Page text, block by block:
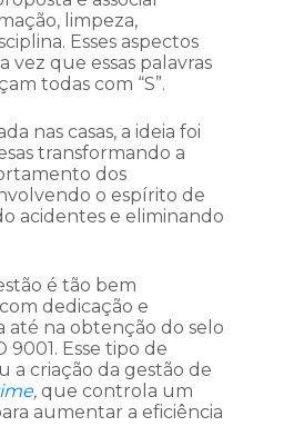
limpeza,
Esses aspectos
vez que essas palavras
todas com “S”.
nas casas, a ideia foi
transformando a
dos
o espírito de
acidentes e eliminando
é tão bem
dedicação e
até na obtenção do selo
9001. Esse tipo de
a criação da gestão de
, que controla um
aumentar a eficiência